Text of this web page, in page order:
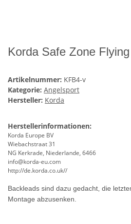
Korda Safe Zone
Artikelnummer: KFB4-v
Kategorie: Angelsport
Hersteller: Korda
Herstellerinformationen:
Korda Europe BV
Wiebachstraat 31
NG Kerkrade, Niederlande, 6466
info@korda-eu.com
http://de.korda.co.uk//
Backleads sind dazu gedacht, die
Montage abzusenken.